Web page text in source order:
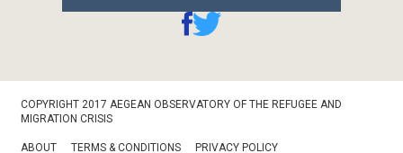
Bottom
COPYRIGHT 2017 AEGEAN OBSERVATORY OF THE REFUGEE AND
MIGRATION CRISIS
ABOUT TERMS & CONDITIONS PRIVACY POLICY